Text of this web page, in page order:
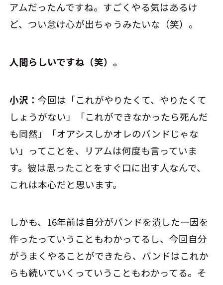
アムだったんですね。すごくやる気はあるけ
ど、つい怠け心が出ちゃうみたいな（笑）。
――人間らしいですね（笑）。
小沢：今回は「これがやりたくて、やりたくて
しょうがない」「これができなかったら死んだ
も同然」「オアシスしかオレのバンドじゃな
い」ってことを、リアムは何度も言っていま
す。彼は思ったことをすぐ口に出す人なんで、
これは本心だと思います。
しかも、16年前は自分がバンドを潰した一因を
作ったっていうこともわかってるし、今回自分
がうまくやることができたら、バンドはこれか
らも続いていくっていうこともわかってる。そ